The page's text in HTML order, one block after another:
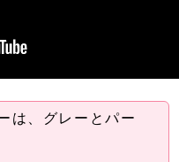
は、グレーとパー